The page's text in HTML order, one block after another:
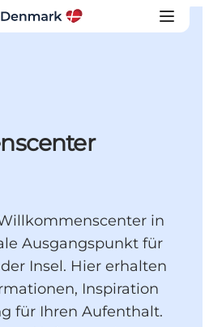
in
Ausgangspunkt für
Insel. Hier erhalten
Inspiration
für Ihren Aufenthalt.